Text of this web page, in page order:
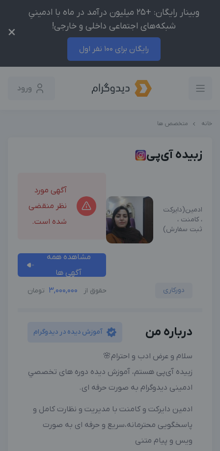
وبینار رایگان: +25 میلیون درآمد در ماه با ادمینیِ
شبکه‌های اجتماعی داخلی و خارجی!
رایگان برای 100 نفر اول
×
ورود
خانه متخصص ها
زبیده آی‌پی
ادمین(دایرکت
، کامنت ،
ثبت‌ سفارش)
آگهی مورد
نظر منقضی
شده است.
مشاهده همه
آگهی ها
دورکاری حقوق از 3,000,000 تومان
درباره من آموزش دیده در دیدوگرام
سلام و عرض ادب و احترام🌸
زبیده آی‌پی هستم، آموزش دیده دوره های تخصصي
ادمینی دیدوگرام به صورت حرفه ای.
ادمین دایرکت و کامنت با مدیریت و نظارت کامل و
پاسخگويی محترمانه،سریع و حرفه ای به صورت
ویس و پیام متنی